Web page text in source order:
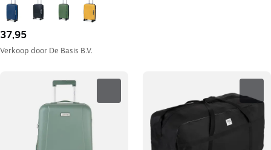
37,95
Verkoop door De Basis B.V.